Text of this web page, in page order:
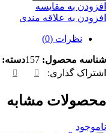
افزودن به مقایسه
افزودن به علاقه مندی
نظرات (0)
شناسه محصول: 157دسته:
اشتراک گذاری:
محصولات مشابه
ناموجود